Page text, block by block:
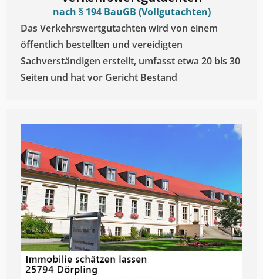
nach § 194 BauGB (Vollgutachten)
Das Verkehrswertgutachten wird von einem
öffentlich bestellten und vereidigten
Sachverständigen erstellt, umfasst etwa 20 bis 30
Seiten und hat vor Gericht Bestand